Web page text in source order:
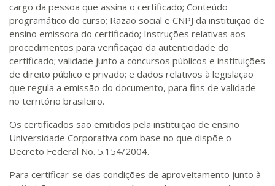
cargo da pessoa que assina o certificado; Conteúdo
programático do curso; Razão social e CNPJ da instituição de
ensino emissora do certificado; Instruções relativas aos
procedimentos para verificação da autenticidade do
certificado; validade junto a concursos públicos e instituições
de direito público e privado; e dados relativos à legislação
que regula a emissão do documento, para fins de validade
no território brasileiro.
Os certificados são emitidos pela instituição de ensino
Universidade Corporativa com base no que dispõe o
Decreto Federal No. 5.154/2004.
Para certificar-se das condições de aproveitamento junto à